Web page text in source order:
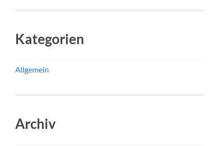
Kategorien
Allgemein
Archiv